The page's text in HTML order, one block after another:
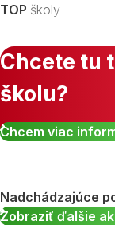
Zobraziť všetky
TOP školy
Chcete tu
školu?
Chcem viac
Nadchádzajúce
Zobraziť ďalšie